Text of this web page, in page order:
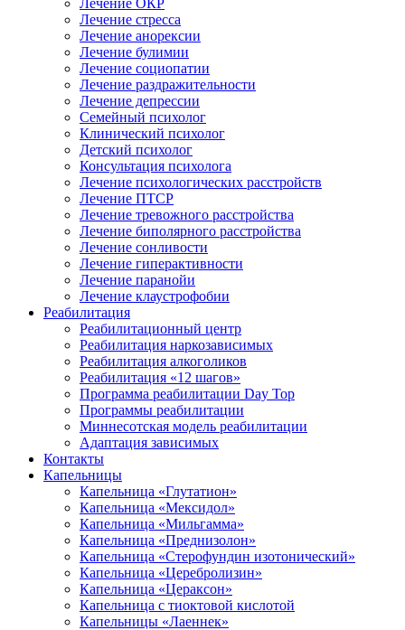
Лечение ОКР
Лечение стресса
Лечение анорексии
Лечение булимии
Лечение социопатии
Лечение раздражительности
Лечение депрессии
Семейный психолог
Клинический психолог
Детский психолог
Консультация психолога
Лечение психологических расстройств
Лечение ПТСР
Лечение тревожного расстройства
Лечение биполярного расстройства
Лечение сонливости
Лечение гиперактивности
Лечение паранойи
Лечение клаустрофобии
Реабилитация
Реабилитационный центр
Реабилитация наркозависимых
Реабилитация алкоголиков
Реабилитация «12 шагов»
Программа реабилитации Day Top
Программы реабилитации
Миннесотская модель реабилитации
Адаптация зависимых
Контакты
Капельницы
Капельница «Глутатион»
Капельница «Мексидол»
Капельница «Мильгамма»
Капельница «Преднизолон»
Капельница «Стерофундин изотонический»
Капельница «Церебролизин»
Капельница «Цераксон»
Капельница с тиоктовой кислотой
Капельницы «Лаеннек»